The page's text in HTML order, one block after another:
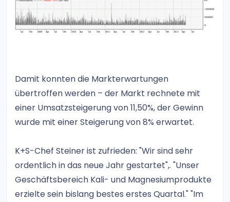
Damit konnten die Markterwartungen
übertroffen werden – der Markt rechnete mit
einer Umsatzsteigerung von 11,50%, der Gewinn
wurde mit einer Steigerung von 8% erwartet.
K+S-Chef Steiner ist zufrieden: "Wir sind sehr
ordentlich in das neue Jahr gestartet",. "Unser
Geschäftsbereich Kali- und Magnesiumprodukte
erzielte sein bislang bestes erstes Quartal." "Im